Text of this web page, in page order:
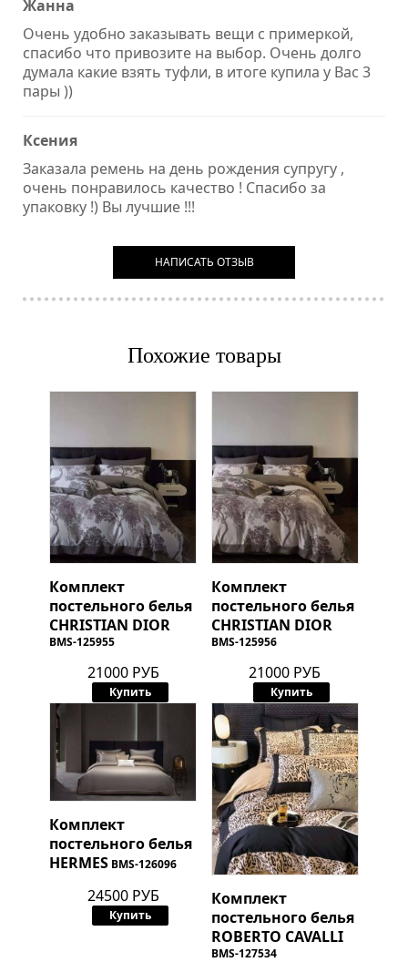
Жанна
Очень удобно заказывать вещи с примеркой,
спасибо что привозите на выбор. Очень долго
думала какие взять туфли, в итоге купила у Вас 3
пары ))
Ксения
Заказала ремень на день рождения супругу ,
очень понравилось качество ! Спасибо за
упаковку !) Вы лучшие !!!
НАПИСАТЬ ОТЗЫВ
Похожие товары
Комплект
постельного белья
CHRISTIAN DIOR
BMS-125955
21000 РУБ
Купить
Комплект
постельного белья
CHRISTIAN DIOR
BMS-125956
21000 РУБ
Купить
Комплект
постельного белья
HERMES BMS-126096
24500 РУБ
Купить
Комплект
постельного белья
ROBERTO CAVALLI
BMS-127534